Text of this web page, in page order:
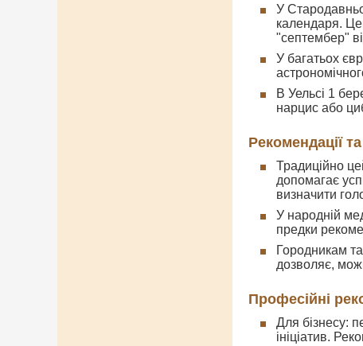
У
календаря.
"септембер"
У багатьох
В Уельсі 1
нарцис або
Рекомендації
Традиційно
допомагає
визначити
У народній
предки
Городникам
дозволяє,
Професійні
Для бізнесу:
ініціатив.